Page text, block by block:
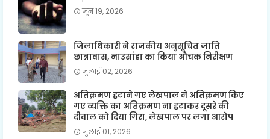
जून 19, 2026
जिलाधिकारी ने राजकीय अनुसूचित जाति
छात्रावास, नाउसांडा का किया औचक निरीक्षण
जुलाई 02, 2026
अतिक्रमण हटाने गए लेखपाल ने अतिक्रमण किए
गए व्यक्ति का अतिक्रमण ना हटाकर दूसरे की
दीवाल को दिया गिरा, लेखपाल पर लगा आरोप
जुलाई 01, 2026